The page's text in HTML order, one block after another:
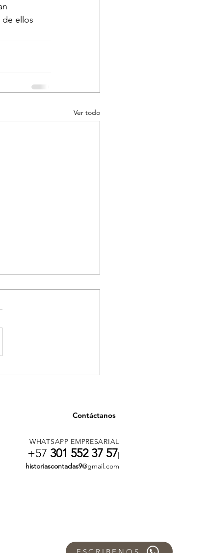
ellos
Ver todo
Contáctanos
WHATSAPP EMPRESARIAL
+57 301 552 37 57
historiascontadas9@gmail.com